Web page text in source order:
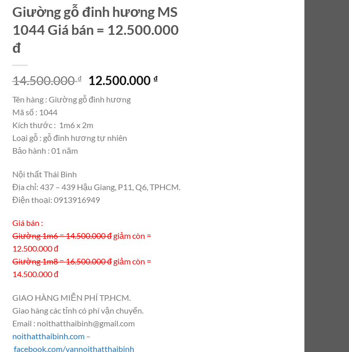
Giường gỗ đinh hương MS
1044 Giá bán = 12.500.000
đ
14.500.000₫
Giá
là:
12.500.000 ₫Giá
Tên hàng : Giường gỗ đinh hương
Mã số : 1044
Kích thước : 1m6 x 2m
Loại gỗ : gỗ đinh hương tự nhiên
Bảo hành : 01 năm
Nội thất Thái Bình
Địa chỉ: 437 – 439 Hậu Giang, P11, Q6, TPHCM.
Điện thoại: 0913916949
Giá bán :
Giường 1m6 = 14.500.000 đgiảm còn =
12.500.000 đ
Giường 1m8 = 16.500.000 đgiảm còn =
14.500.000 đ
GIAO HÀNG MIỄN PHÍ TP.HCM.
Giao hàng các tỉnh có phí vận chuyển.
Email : noithatthaibinh@gmail.com
noithatthaibinh.com –
facebook.com/vannoithatthaibinh